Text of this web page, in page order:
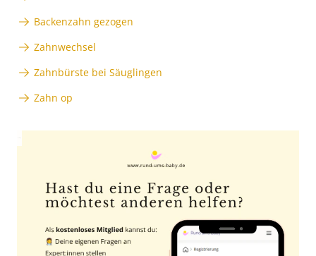
Backenzahn gezogen
Zahnwechsel
Zahnbürste bei Säuglingen
Zahn op